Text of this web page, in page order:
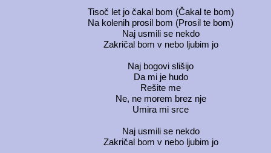
Tisoč let jo čakal bom (Čakal te bom)
Na kolenih prosil bom (Prosil te bom)
Naj usmili se nekdo
Zakričal bom v nebo ljubim jo
Naj bogovi slišijo
Da mi je hudo
Rešite me
Ne, ne morem brez nje
Umira mi srce
Naj usmili se nekdo
Zakričal bom v nebo ljubim jo